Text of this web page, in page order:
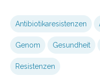
Antibiotikaresistenzen
Genom Gesundheit
Resistenzen